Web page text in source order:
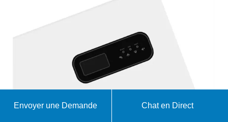
Envoyer une Demande Chat en Direct